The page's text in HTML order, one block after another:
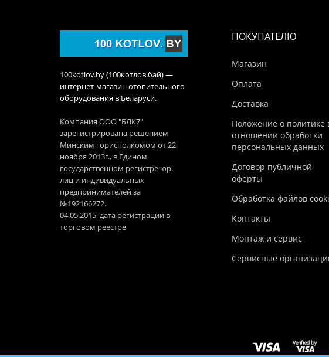
100kotlov.by (100котлов.бай) —
интернет-магазин отопительного
оборудования в Беларуси.
Компания ООО "БЛК7"
зарегистрирована решением
Минским горисполкомом от 22
ноября 2013г., в Едином
государственном регистре юр.
лиц и индивидуальных
предпринимателей за
№192166272.
04.05.2015 дата регистрации в
торговом реестре
ПОКУПАТЕЛЮ
Магазин
Оплата
Доставка
Положение о политике
отношении обработки
персональных данных
Договор публичной
оферты
Обработка файлов
Контакты
Монтаж и сервис
Сервисные